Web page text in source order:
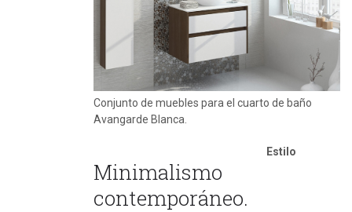
Conjunto de muebles para el cuarto de baño
Avangarde Blanca.
Minimalismo
contemporáneo.
Estilo